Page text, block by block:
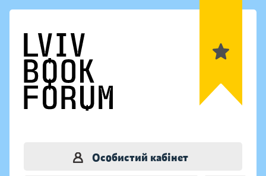
Особистий кабінет